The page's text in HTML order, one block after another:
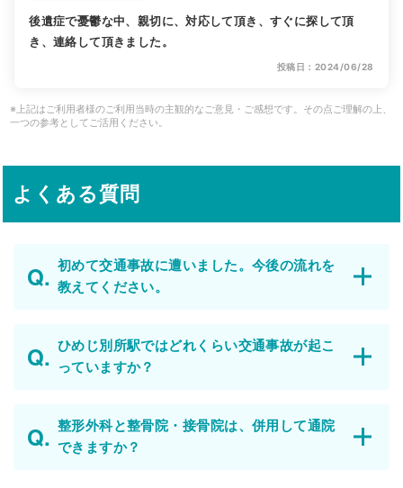
後遺症で憂鬱な中、親切に、対応して頂き、すぐに探して頂
き、連絡して頂きました。
投稿日：2024/06/28
※上記はご利用者様のご利用当時の主観的なご意見・ご感想です。その点ご理解の上、
一つの参考としてご活用ください。
よくある質問
初めて交通事故に遭いました。今後の流れを
教えてください。
ひめじ別所駅ではどれくらい交通事故が起こ
っていますか？
整形外科と整骨院・接骨院は、併用して通院
できますか？